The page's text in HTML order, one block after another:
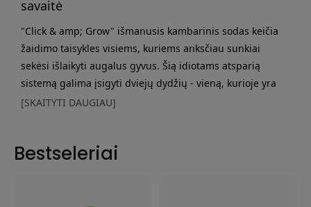
savaitė
"Click & amp; Grow" išmanusis kambarinis sodas keičia
žaidimo taisykles visiems, kuriems anksčiau sunkiai
sekėsi išlaikyti augalus gyvus. Šią idiotams atsparią
sistemą galima įsigyti dviejų dydžių - vieną, kurioje yra
vietos trims augalams, ir didesnę versiją su devyniais
vietos virtuvėje. Click & amp; Grow išsiskiria tuo, kad
[SKAITYTI DAUGIAU]
Bestseleriai